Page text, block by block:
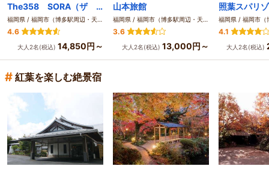
The358 SORA（ザ サンゴハチ ソラ）
福岡県 / 福岡市（博多駅周辺・天神周辺）
4.6
大人2名(税込) 14,850円～
山本旅館
福岡県 / 福岡市（博多駅周辺・天神周辺）
3.6
大人2名(税込) 13,000円～
照葉スパリ
4.1
大人2名(税込)
# 紅葉を楽しむ絶景宿